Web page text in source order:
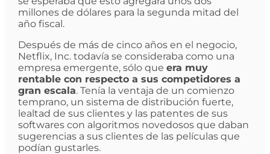
millones de dólares para la segunda mitad del
año fiscal.
Después de más de cinco años en el negocio,
Netflix, Inc. todavía se consideraba como una
empresa emergente, sólo que era muy
rentable con respecto a sus competidores a
gran escala. Tenía la ventaja de un comienzo
temprano, un sistema de distribución fuerte,
lealtad de sus clientes y las patentes de sus
softwares con algoritmos novedosos que daban
sugerencias a sus clientes de las películas que
podían gustarles.